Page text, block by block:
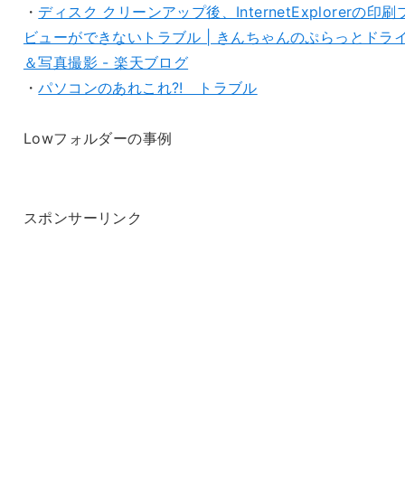
・ ディスク クリーンアップ後、InternetExplorerの印刷
ビューができないトラブル | きんちゃんのぷらっとドラ
＆写真撮影 - 楽天ブログ
・パソコンのあれこれ?! トラブル
Lowフォルダーの事例
スポンサーリンク